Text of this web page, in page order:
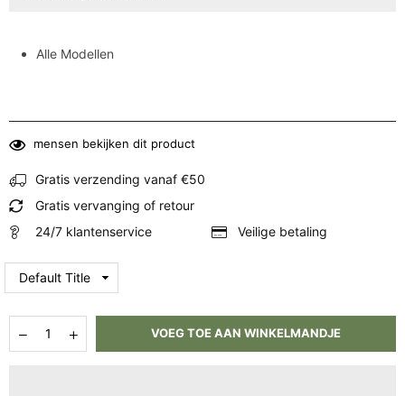
Alle Modellen
mensen bekijken dit product
Gratis verzending vanaf €50
Gratis vervanging of retour
24/7 klantenservice
Veilige betaling
Aantal
verlagen
Aantal
verhogen
VOEG TOE AAN WINKELMANDJE